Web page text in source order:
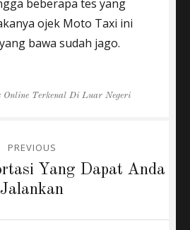
beberapa tes yang
ojek Moto Taxi ini
bawa sudah jago.
Online Terkenal Di Luar Negeri
PREVIOUS
Yang Dapat Anda
Jalankan